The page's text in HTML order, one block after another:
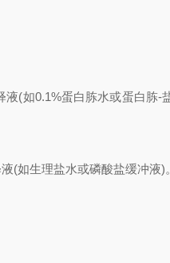
如0.1%蛋白胨水或蛋白胨-
如生理盐水或磷酸盐缓冲液)。